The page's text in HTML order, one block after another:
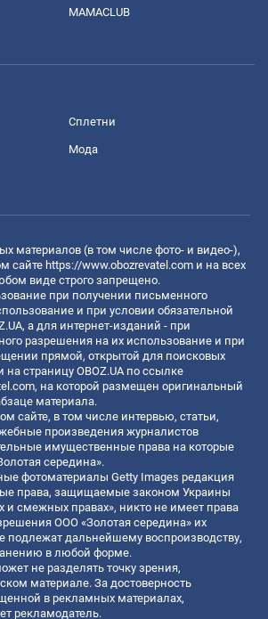
MAMACLUB
Сплетни
Мода
материалов (в том числе фото- и видео-),
сайте https://www.obozrevatel.com и на всех
виде строго запрещено.
при получении письменного
и при условии обязательной
а для интернет-изданий - при
разрешения на их использование и при
прямой, открытой для поисковых
страницу OBOZ.UA по ссылке
, на которой размещен оригинальный
материала.
сайте, в том числе интервью, статьи,
произведения журналистов
имущественные права на которые
середина».
фотоматериалы Getty Images редакция
права, защищаемые законом Украины
и смежных правах», никто не имеет права
ООО «Золотая середина» их
подлежат дальнейшему воспроизводству,
в любой форме.
не разделять точку зрения,
материале. За достоверность
в рекламных материалах,
рекламодатель.